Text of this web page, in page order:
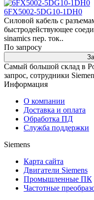
6FX5002-5DG10-1DH0
Силовой кабель с
быстродействующее
sinamics пер. ток..
По запросу
Самый большой склад в
запрос, сотрудники
Информация
О компании
Доставка и оплата
Обработка ПД
Служба поддержки
Siemens
Карта сайта
Двигатели Siemens
Промышленные ПК
Частотные